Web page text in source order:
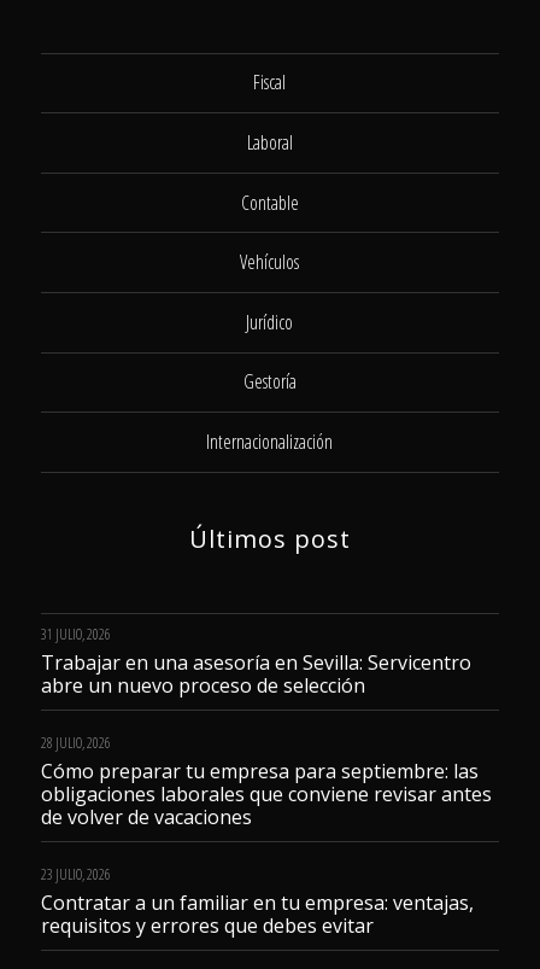
Fiscal
Laboral
Contable
Vehículos
Jurídico
Gestoría
Internacionalización
Últimos post
31 JULIO, 2026
Trabajar en una asesoría en Sevilla: Servicentro
abre un nuevo proceso de selección
28 JULIO, 2026
Cómo preparar tu empresa para septiembre: las
obligaciones laborales que conviene revisar antes
de volver de vacaciones
23 JULIO, 2026
Contratar a un familiar en tu empresa: ventajas,
requisitos y errores que debes evitar